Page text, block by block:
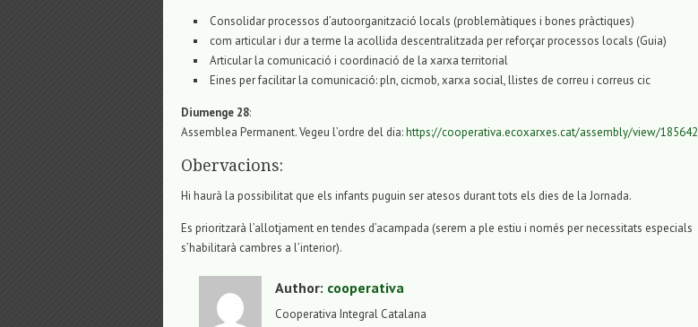
Consolidar processos d’autoorganització locals (problemàtiques i bones pràctiques)
com articular i dur a terme la acollida descentralitzada per reforçar processos locals (Guia)
Articular la comunicació i coordinació de la xarxa territorial
Eines per facilitar la comunicació: pln, cicmob, xarxa social, llistes de correu i correus cic
Diumenge 28:
Assemblea Permanent. Vegeu l’ordre del dia:https://cooperativa.ecoxarxes.cat/assembly/view/185642
Obervacions:
Hi haurà la possibilitat que els infants puguin ser atesos durant tots els dies de la Jornada.
Es prioritzarà l’allotjament en tendes d’acampada (serem a ple estiu i només per necessitats especials
s’habilitarà cambres a l’interior).
Author: cooperativa
Cooperativa Integral Catalana